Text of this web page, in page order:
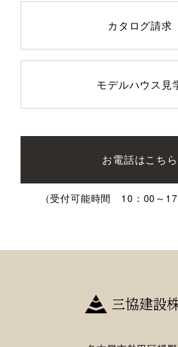
カタログ請求
モデルハウス見
お電話はこちら
（受付可能時間 10：00～